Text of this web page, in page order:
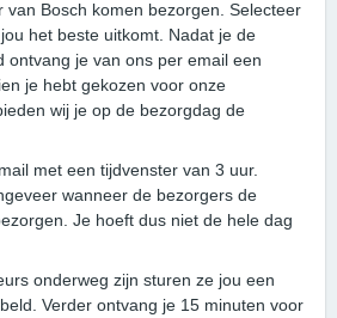
van Bosch komen bezorgen. Selecteer
het beste uitkomt. Nadat je de
ontvang je van ons per email een
je hebt gekozen voor onze
wij je op de bezorgdag de
met een tijdvenster van 3 uur.
wanneer de bezorgers de
Je hoeft dus niet de hele dag
onderweg zijn sturen ze jou een
Verder ontvang je 15 minuten voor